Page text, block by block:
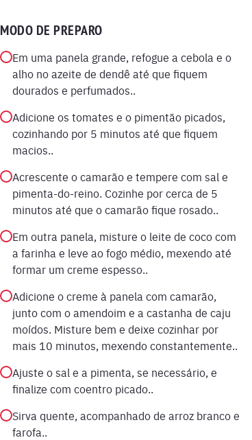
MODO DE PREPARO
Em uma panela grande, refogue a cebola e o
alho no azeite de dendê até que fiquem
dourados e perfumados..
Adicione os tomates e o pimentão picados,
cozinhando por 5 minutos até que fiquem
macios..
Acrescente o camarão e tempere com sal e
pimenta-do-reino. Cozinhe por cerca de 5
minutos até que o camarão fique rosado..
Em outra panela, misture o leite de coco com
a farinha e leve ao fogo médio, mexendo até
formar um creme espesso..
Adicione o creme à panela com camarão,
junto com o amendoim e a castanha de caju
moídos. Misture bem e deixe cozinhar por
mais 10 minutos, mexendo constantemente..
Ajuste o sal e a pimenta, se necessário, e
finalize com coentro picado..
Sirva quente, acompanhado de arroz branco e
farofa..